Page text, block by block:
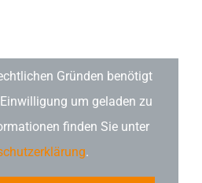
Gründen benötigt
um geladen zu
finden Sie unter
.